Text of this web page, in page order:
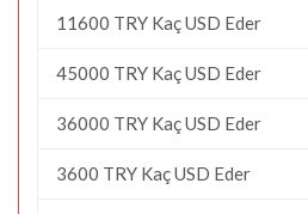
11600 TRY Kaç USD Eder
45000 TRY Kaç USD Eder
36000 TRY Kaç USD Eder
3600 TRY Kaç USD Eder